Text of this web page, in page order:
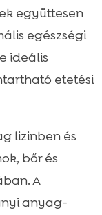
együttesen
egészségi
ideális
etetési
lizinben és
bőr és
A
anyag-